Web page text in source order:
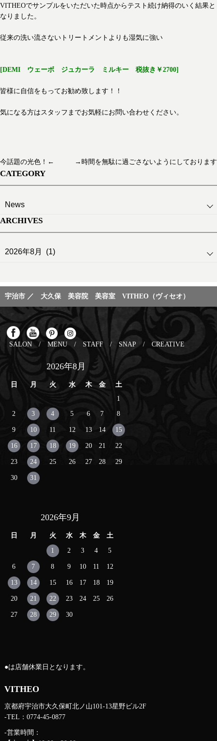
VITHEOでサンプルをいただいた時点からテスト続け納得のいく結果と
なりました。
従来の洗い流さないトリートメントよりも湿気に強い
[DEMI ウェーボ ジュカーラ ミルキー 税抜き￥2700]
皆様に自信をもってお勧め致します！！
気になる方はスタッフまでお気軽にお問い合わせください。
今話題の光色！← →時間を無駄に過ごさないようにしております
CATEGORY
ARCHIVES
宇治市 ／ 大久保 美容院 美容室 VITHEO（ヴィセオ）
SALON / MENU / STAFF / SNAP / CREATIVE
2026年8月
日 月 火 水 木 金
土
1
2 3 4 5 6 7 8
9 10 11 12 13 14 15
16 17 18 19 20 21 22
23 24 25 26 27 28 29
30 31
2026年9月
日 月 火 水 木 金 土
1 2 3 4 5
6 7 8 9 10 11 12
13 14 15 16 17 18 19
20 21 22 23 24 25 26
27 28 29 30
●は店舗休業日となります。
VITHEO
京都府宇治市大久保町北ノ山101-13星野ビル2F
-TEL：0774-45-0877
-営業時間：